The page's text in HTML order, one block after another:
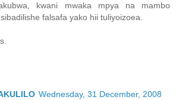
kwani mwaka mpya na mambo
falsafa yako hii tuliyoizoea.
Wednesday, 31 December, 2008